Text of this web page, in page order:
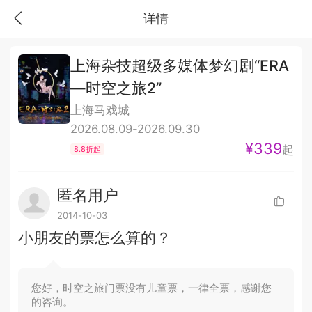
详情
上海杂技超级多媒体梦幻剧“ERA
—时空之旅2”
上海马戏城
2026.08.09-2026.09.30
8.8折起 ¥339起
匿名用户
2014-10-03
小朋友的票怎么算的？
您好，时空之旅门票没有儿童票，一律全票，感谢您
的咨询。